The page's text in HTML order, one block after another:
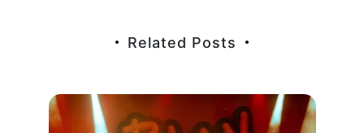
Related Posts